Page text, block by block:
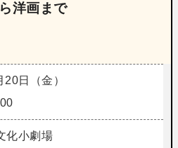
洋画まで
日（金）
化小劇場